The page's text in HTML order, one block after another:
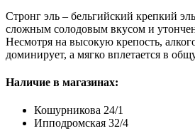
Стронг эль – бельгийский крепкий
сложным солодовым вкусом и
Несмотря на высокую крепость,
доминирует, а мягко вплетается в
Наличие в магазинах:
Кошурникова 24/1
Ипподромская 32/4